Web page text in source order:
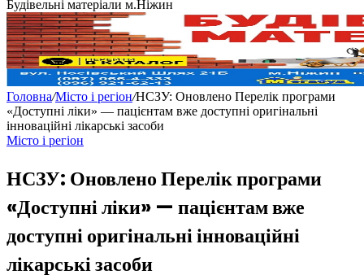
Будівельні матеріали м.Ніжин
Головна/Місто і регіон/НСЗУ: Оновлено Перелік програми
«Доступні ліки» — пацієнтам вже доступні оригінальні
інноваційні лікарські засоби
Місто і регіон
НСЗУ: Оновлено Перелік програми
«Доступні ліки» — пацієнтам вже
доступні оригінальні інноваційні
лікарські засоби